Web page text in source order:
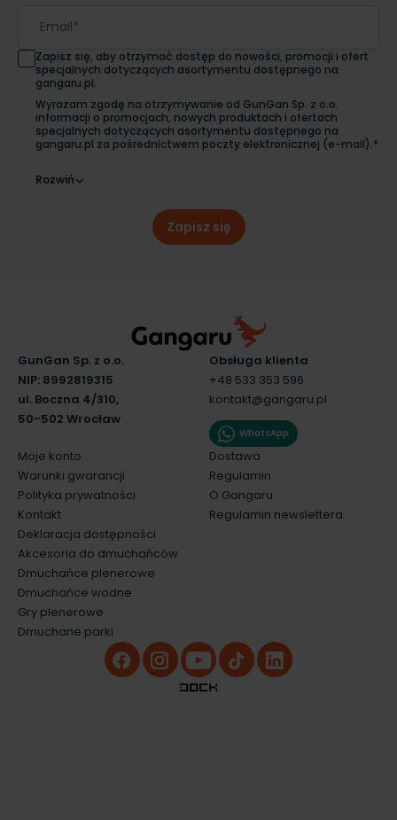
Zapisz się, aby otrzymać dostęp do nowości, promocji i ofert
specjalnych dotyczących asortymentu dostępnego na
gangaru.pl.
Wyrażam zgodę na otrzymywanie od GunGan Sp. z o.o.
informacji o promocjach, nowych produktach i ofertach
specjalnych dotyczących asortymentu dostępnego na
gangaru.pl za pośrednictwem poczty elektronicznej (e-mail).*
Rozwiń
Zapisz się
GunGan Sp. z o.o.
NIP: 8992819315
ul. Boczna 4/310,
50-502 Wrocław
Obsługa klienta
+48 533 353 596
kontakt@gangaru.pl
WhatsApp
Moje konto
Dostawa
Warunki gwarancji
Regulamin
Polityka prywatności
O Gangaru
Kontakt
Regulamin newslettera
Deklaracja dostępności
Akcesoria do dmuchańców
Dmuchańce plenerowe
Dmuchańce wodne
Gry plenerowe
Dmuchane parki